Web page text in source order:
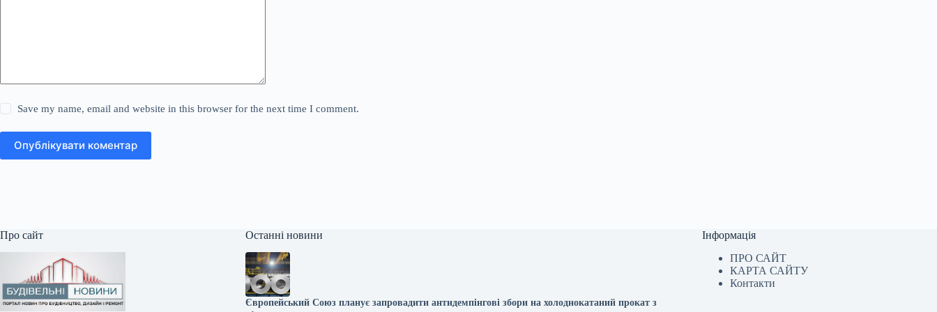
Save my name, email and website in this browser for the next time I comment.
Опублікувати коментар
Про сайт Останні новини
Європейський Союз планує запровадити антидемпінгові збори на холоднокатаний прокат з
Інформація
ПРО САЙТ
КАРТА САЙТУ
Контакти